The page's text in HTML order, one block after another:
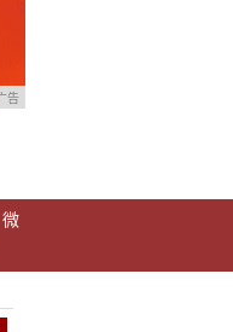
告
微